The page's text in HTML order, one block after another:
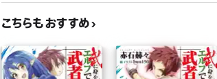
こちらもおすすめ